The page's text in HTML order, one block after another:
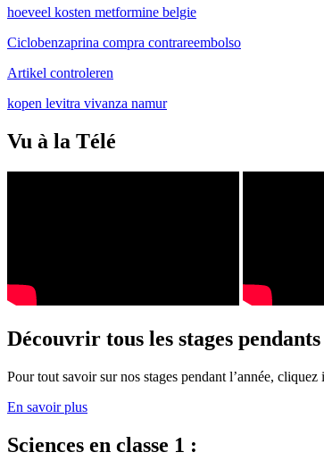
hoeveel kosten metformine belgie
Ciclobenzaprina compra contrareembolso
Artikel controleren
kopen levitra vivanza namur
Vu à la Télé
Découvrir tous les stages pendants
Pour tout savoir sur nos stages pendant l’année, cliquez
En savoir plus
Sciences en classe 1 :